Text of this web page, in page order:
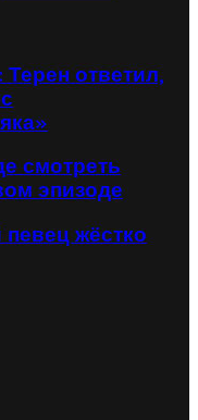
ответил,
смотреть
эпизоде
жёстко